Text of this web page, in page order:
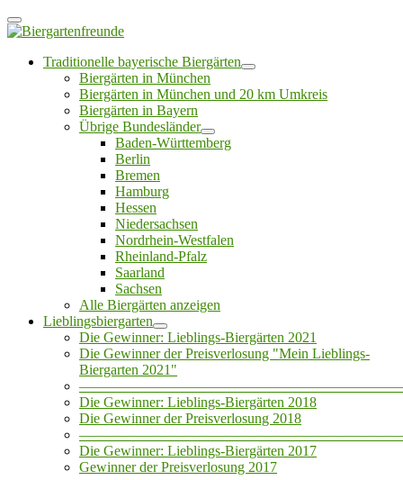
Traditionelle bayerische Biergärten
Biergärten in München
Biergärten in München und 20 km Umkreis
Biergärten in Bayern
Übrige Bundesländer
Baden-Württemberg
Berlin
Bremen
Hamburg
Hessen
Niedersachsen
Nordrhein-Westfalen
Rheinland-Pfalz
Saarland
Sachsen
Alle Biergärten anzeigen
Lieblingsbiergarten
Die Gewinner: Lieblings-Biergärten 2021
Die Gewinner der Preisverlosung "Mein Lieblings-
Biergarten 2021"
Die Gewinner: Lieblings-Biergärten 2018
Die Gewinner der Preisverlosung 2018
Die Gewinner: Lieblings-Biergärten 2017
Gewinner der Preisverlosung 2017